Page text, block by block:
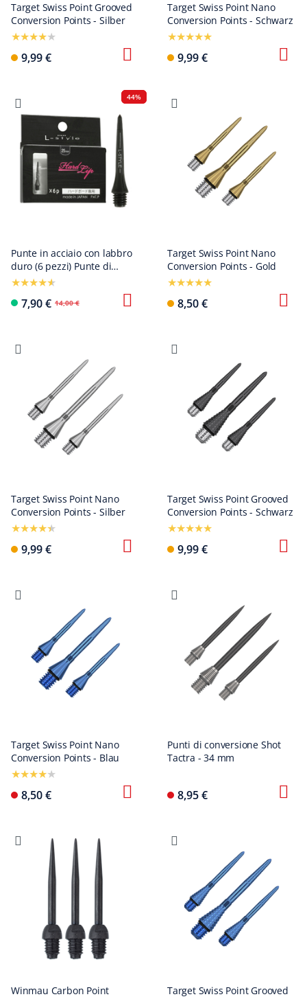
Target Swiss Point Grooved
Conversion Points - Silber
9,99 €
Target Swiss Point Nano
Conversion Points - Schwarz
9,99 €
44%
Punte in acciaio con labbro
duro (6 pezzi) Punte di
conversione - 25 mm
7,90 € 14,00 €
Target Swiss Point Nano
Conversion Points - Gold
8,50 €
Target Swiss Point Nano
Conversion Points - Silber
9,99 €
Target Swiss Point Grooved
Conversion Points - Schwarz
9,99 €
Target Swiss Point Nano
Conversion Points - Blau
8,50 €
Punti di conversione Shot
Tactra - 34 mm
8,95 €
Winmau Carbon Point
Target Swiss Point Grooved